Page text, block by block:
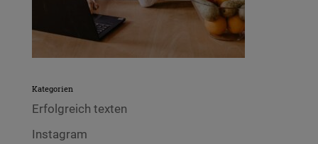
Kategorien
Erfolgreich texten
Instagram